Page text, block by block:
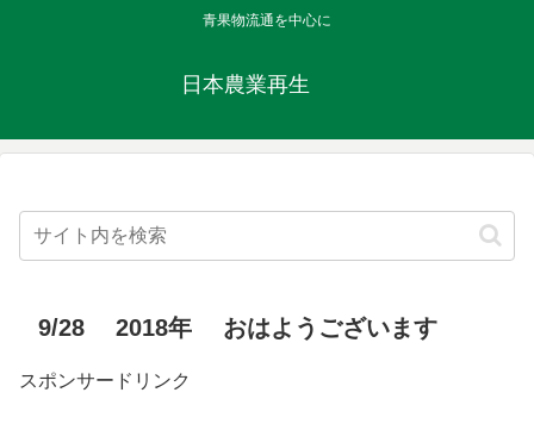
青果物流通を中心に
日本農業再生
9/28 2018年 おはようございます
スポンサードリンク